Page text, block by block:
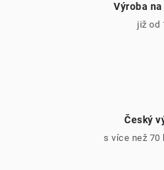
Výroba
již od
Český
s více než 70